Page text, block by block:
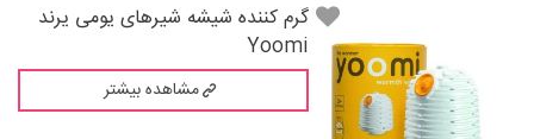
گرم کننده شیشه شیرهای یومی یرند
Yoomi
مشاهده بیشتر